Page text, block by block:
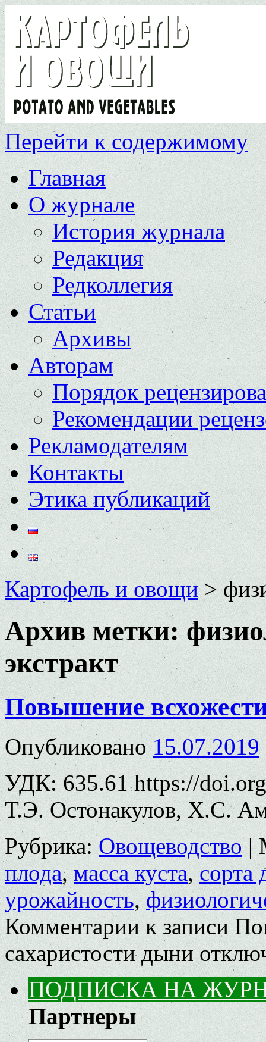
Перейти к содержимому
Главная
О журнале
История журнала
Редакция
Редколлегия
Статьи
Архивы
Авторам
Порядок
Рекомендации
Рекламодателям
Контакты
Этика публикаций
Картофель и овощи>
Архив метки:
экстракт
Повышение
Опубликовано 15.07.2019
УДК: 635.61 https://
Т.Э. Остонакулов, Х.С.
Рубрика: Овощеводство |
плода,масса куста,сорта
урожайность,
Комментариик записи
сахаристости дыни
ПОДПИСКА НА
Партнеры